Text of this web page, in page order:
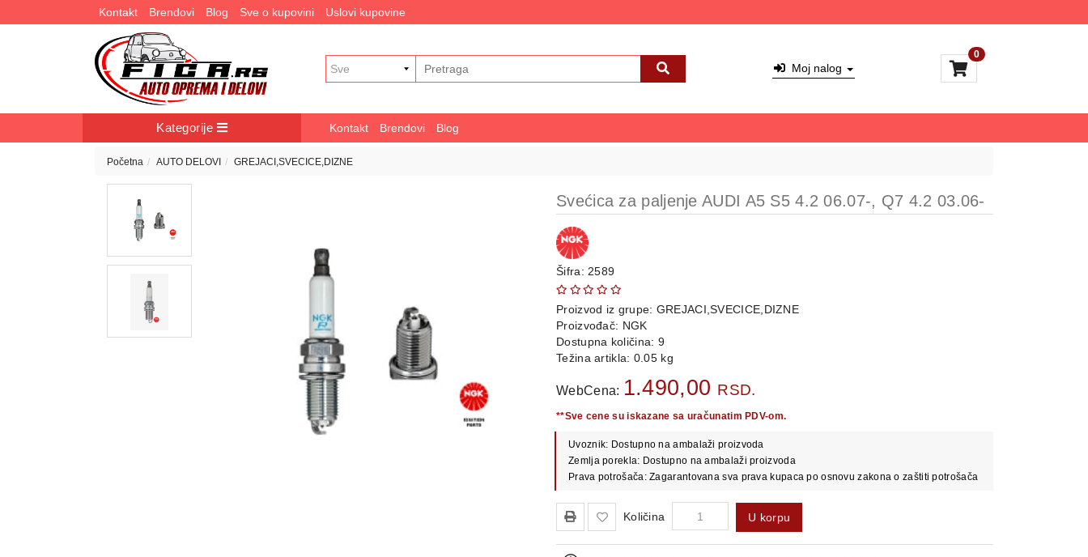
Kontakt Brendovi Blog Sve o kupovini Uslovi kupovine
Moj nalog
0
Kategorije Kontakt Brendovi Blog
Početna AUTO DELOVI GREJACI,SVECICE,DIZNE
Svećica za paljenje AUDI A5 S5 4.2 06.07-, Q7 4.2 03.06-
Šifra: 2589
Proizvod iz grupe: GREJACI,SVECICE,DIZNE
Proizvođač: NGK
Dostupna količina: 9
Težina artikla: 0.05 kg
WebCena: 1.490,00 RSD.
**Sve cene su iskazane sa uračunatim PDV-om.
Uvoznik: Dostupno na ambalaži proizvoda
Zemlja porekla: Dostupno na ambalaži proizvoda
Prava potrošača: Zagarantovana sva prava kupaca po osnovu zakona o zaštiti potrošača
Količina U korpu